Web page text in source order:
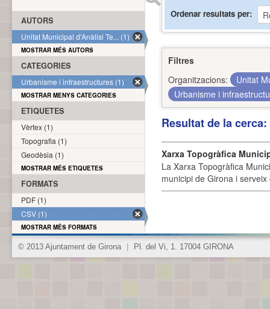
Ordenar resultats per
Filtres
Organitzacions:
Unitat
Urbanisme i
Resultat de la
Xarxa Topogràfica
La Xarxa Topogràfica
municipi de Girona i
AUTORS
Unitat Municipal d'Anàlisi Te... (1)
MOSTRAR MÉS AUTORS
CATEGORIES
Urbanisme i infraestructures (1)
MOSTRAR MENYS CATEGORIES
ETIQUETES
Vèrtex (1)
Topografia (1)
Geodèsia (1)
MOSTRAR MÉS ETIQUETES
FORMATS
PDF (1)
CSV (1)
MOSTRAR MÉS FORMATS
© 2013 Ajuntament de Girona Pl. del Vi, 1. 17004 GIRONA